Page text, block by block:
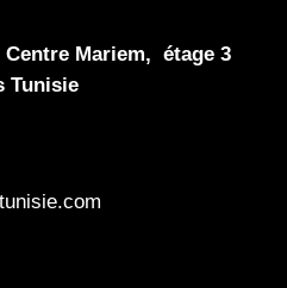
Centre Mariem, étage 3
Tunisie